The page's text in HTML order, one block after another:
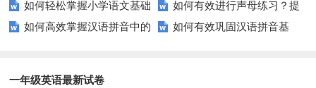
能力？这里有妙招！
升小学生的汉字书写能力？
如何轻松掌握小学语文基础
知识？
如何有效进行声母练习？提
升发音技巧有妙招！
如何高效掌握汉语拼音中的
如何有效巩固汉语拼音基
一年级英语最新试卷